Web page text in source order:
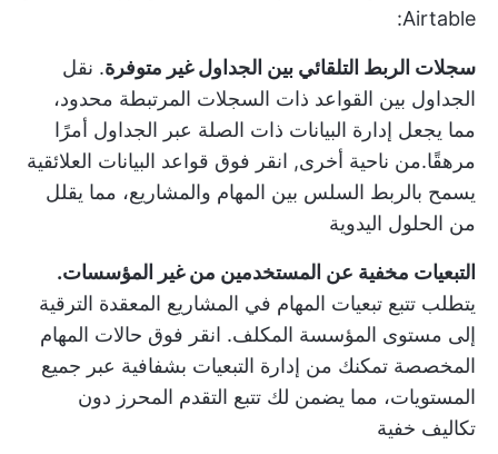
Airtable:
سجلات الربط التلقائي بين الجداول غير متوفرة. نقل
الجداول بين القواعد ذات السجلات المرتبطة محدود،
مما يجعل إدارة البيانات ذات الصلة عبر الجداول أمرًا
مرهقًا.من ناحية أخرى, انقر فوق قواعد البيانات العلائقية
يسمح بالربط السلس بين المهام والمشاريع، مما يقلل
من الحلول اليدوية
التبعيات مخفية عن المستخدمين من غير المؤسسات.
يتطلب تتبع تبعيات المهام في المشاريع المعقدة الترقية
إلى مستوى المؤسسة المكلف. انقر فوق حالات المهام
المخصصة تمكنك من إدارة التبعيات بشفافية عبر جميع
المستويات، مما يضمن لك تتبع التقدم المحرز دون
تكاليف خفية